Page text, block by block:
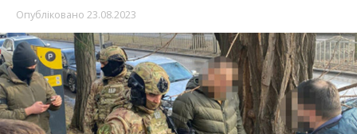
Опубліковано 23.08.2023